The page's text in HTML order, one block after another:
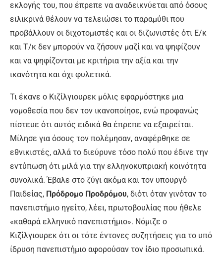
εκλογής του, που έπρεπε να αναδεικνύεται από όσους
ειλικρινά θέλουν να τελειώσει το παραμύθι που
προβάλλουν οι διχοτομιστές και οι διζωνιστές ότι Ε/κ
και Τ/κ δεν μπορούν να ζήσουν μαζί και να ψηφίζουν
και να ψηφίζονται με κριτήρια την αξία και την
ικανότητα και όχι φυλετικά.
Τι έκανε ο Κιζίλγιουρεκ μόλις εφαρμόστηκε μια
νομοθεσία που δεν τον ικανοποίησε, ενώ προφανώς
πίστευε ότι αυτός ειδικά θα έπρεπε να εξαιρείται.
Μίλησε για όσους τον πολέμησαν, αναφέρθηκε σε
εθνικιστές, αλλά το διεύρυνε τόσο πολύ που έδινε την
εντύπωση ότι μιλά για την ελληνοκυπριακή κοινότητα
συνολικά. Έβαλε στο ζύγι ακόμα και τον υπουργό
Παιδείας, Πρόδρομο Προδρόμου, διότι όταν γινόταν το
πανεπιστήμιο ηγείτο, λέει, πρωτοβουλίας που ήθελε
«καθαρά ελληνικό πανεπιστήμιο». Νόμιζε ο
Κιζίλγιουρεκ ότι οι τότε έντονες συζητήσεις για το υπό
ίδρυση πανεπιστήμιο αφορούσαν τον ίδιο προσωπικά.